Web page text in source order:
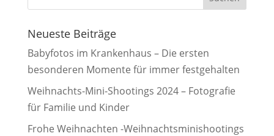
Neueste Beiträge
Babyfotos im Krankenhaus – Die ersten
besonderen Momente für immer festgehalten
Weihnachts-Mini-Shootings 2024 – Fotografie
für Familie und Kinder
Frohe Weihnachten -Weihnachtsminishootings